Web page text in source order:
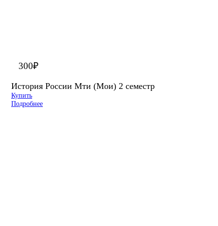
300₽
История России Мти (Мои) 2 семестр
Купить
Подробнее